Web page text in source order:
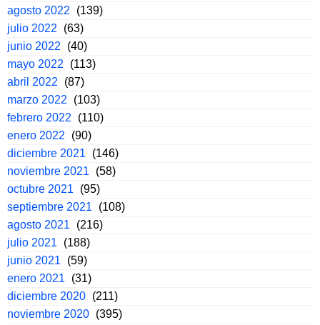
agosto 2022
(139)
julio 2022
(63)
junio 2022
(40)
mayo 2022
(113)
abril 2022
(87)
marzo 2022
(103)
febrero 2022
(110)
enero 2022
(90)
diciembre 2021
(146)
noviembre 2021
(58)
octubre 2021
(95)
septiembre 2021
(108)
agosto 2021
(216)
julio 2021
(188)
junio 2021
(59)
enero 2021
(31)
diciembre 2020 (211)
noviembre 2020 (395)